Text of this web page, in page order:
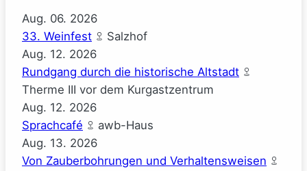
Aug. 06. 2026
33. Weinfest
Salzhof
Aug. 12. 2026
Rundgang durch die historische Altstadt
Therme III vor dem Kurgastzentrum
Aug. 12. 2026
Sprachcafé
awb-Haus
Aug. 13. 2026
Von Zauberbohrungen und Verhaltensweisen